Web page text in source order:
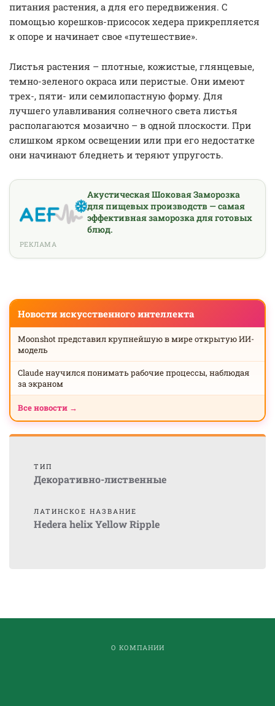
питания растения, а для его передвижения. С
помощью корешков-присосок хедера прикрепляется
к опоре и начинает свое «путешествие».
Листья растения – плотные, кожистые, глянцевые,
темно-зеленого окраса или перистые. Они имеют
трех-, пяти- или семилопастную форму. Для
лучшего улавливания солнечного света листья
располагаются мозаично – в одной плоскости. При
слишком ярком освещении или при его недостатке
они начинают бледнеть и теряют упругость.
Акустическая Шоковая Заморозка
для пищевых производств — самая
эффективная заморозка для готовых
блюд.
РЕКЛАМА
Новости искусственного интеллекта
Moonshot представил крупнейшую в мире открытую ИИ-
модель
Claude научился понимать рабочие процессы, наблюдая
за экраном
Все новости →
ТИП
Декоративно-лиственные
ЛАТИНСКОЕ НАЗВАНИЕ
Hedera helix Yellow Ripple
О КОМПАНИИ